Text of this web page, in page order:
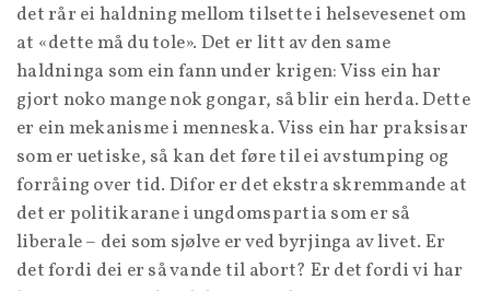
det rår ei haldning mellom tilsette i helsevesenet om
at «dette må du tole». Det er litt av den same
haldninga som ein fann under krigen: Viss ein har
gjort noko mange nok gongar, så blir ein herda. Dette
er ein mekanisme i menneska. Viss ein har praksisar
som er uetiske, så kan det føre til ei avstumping og
forråing over tid. Difor er det ekstra skremmande at
det er politikarane i ungdomspartia som er så
liberale – dei som sjølve er ved byrjinga av livet. Er
det fordi dei er så vande til abort? Er det fordi vi har